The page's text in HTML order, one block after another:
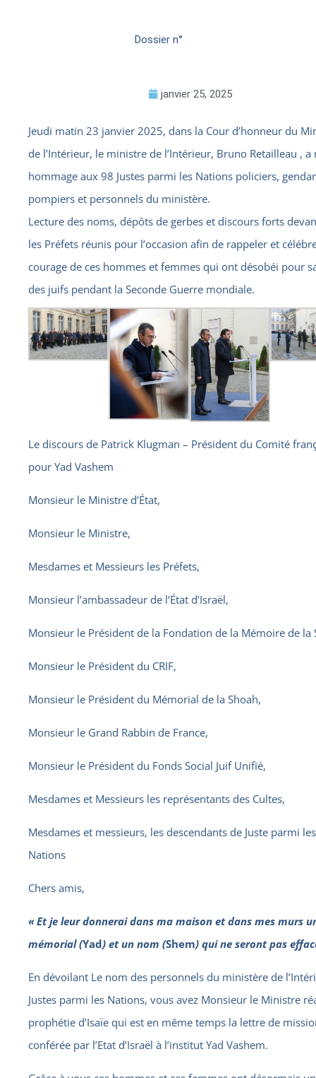
Dossier n°
janvier 25, 2025
Jeudi matin 23 janvier 2025, dans la Cour d’honneur du
de l’Intérieur, le ministre de l’Intérieur, Bruno Retailleau , a
hommage aux 98 Justes parmi les Nations policiers,
pompiers et personnels du ministère.
Lecture des noms, dépôts de gerbes et discours forts
les Préfets réunis pour l’occasion afin de rappeler et
courage de ces hommes et femmes qui ont désobéi pour
des juifs pendant la Seconde Guerre mondiale.
Le discours de Patrick Klugman – Président du Comité
pour Yad Vashem
Monsieur le Ministre d’État,
Monsieur le Ministre,
Mesdames et Messieurs les Préfets,
Monsieur l’ambassadeur de l’État d’Israël,
Monsieur le Président de la Fondation de la Mémoire de la
Monsieur le Président du CRIF,
Monsieur le Président du Mémorial de la Shoah,
Monsieur le Grand Rabbin de France,
Monsieur le Président du Fonds Social Juif Unifié,
Mesdames et Messieurs les représentants des Cultes,
Mesdames et messieurs, les descendants de Juste parmi les
Nations
Chers amis,
« Et je leur donnerai dans ma maison et dans mes murs
mémorial (Yad) et un nom (Shem) qui ne seront pas
En dévoilant Le nom des personnels du ministère de
Justes parmi les Nations, vous avez Monsieur le Ministre
prophétie d’Isaïe qui est en même temps la lettre de
conférée par l’Etat d’Israël à l’institut Yad Vashem.